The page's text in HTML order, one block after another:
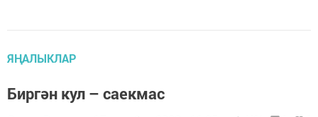
ЯҢАЛЫКЛАР
Биргән кул – саекмас